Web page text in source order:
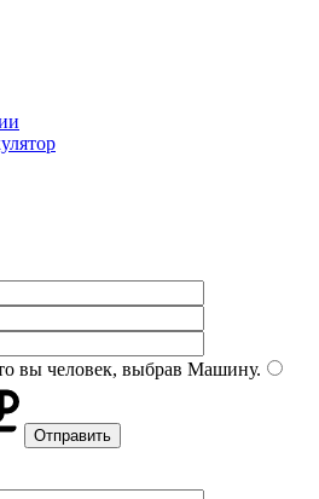
вы человек, выбрав Машину.